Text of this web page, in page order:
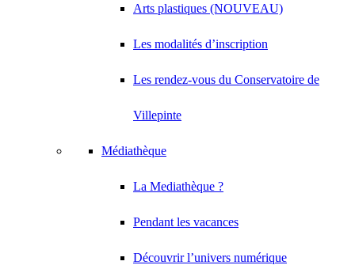
Arts plastiques (NOUVEAU)
Les modalités d’inscription
Les rendez-vous du Conservatoire de
Villepinte
Médiathèque
La Mediathèque ?
Pendant les vacances
Découvrir l’univers numérique